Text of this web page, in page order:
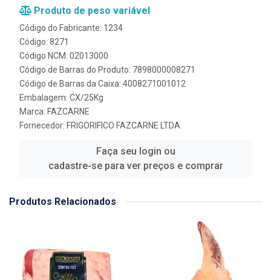
Produto de peso variável
Código do Fabricante: 1234
Código: 8271
Código NCM: 02013000
Código de Barras do Produto: 7898000008271
Código de Barras da Caixa: 4008271001012
Embalagem: CX/25Kg
Marca: FAZCARNE
Fornecedor: FRIGORIFICO FAZCARNE LTDA
Faça seu login ou
cadastre-se para ver preços e comprar
Produtos Relacionados